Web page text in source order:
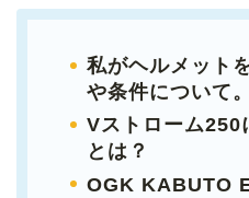
私がヘルメット
や条件について。
Vストローム250
とは？
OGK KABUTO